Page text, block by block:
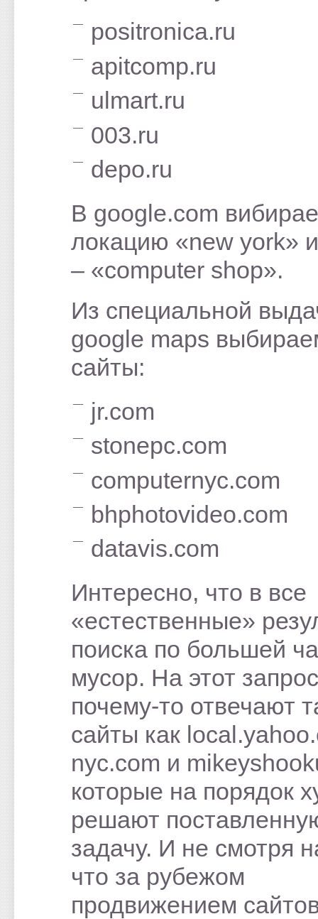
positronica.ru
apitcomp.ru
ulmart.ru
003.ru
depo.ru
В google.com
локацию «new york»
– «computer shop».
Из специальной
google maps
сайты:
jr.com
stonepc.com
computernyc.com
bhphotovideo.com
datavis.com
Интересно, что в все
«естественные»
поиска по большей
мусор. На этот запрос
почему-то отвечают
сайты как
nyc.com и
которые на порядок
решают
задачу. И не смотря
что за рубежом
продвижением